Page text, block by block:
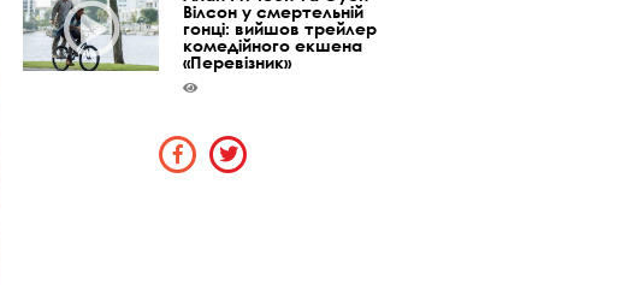
Вілсон у смертельній
гонці: вийшов трейлер
комедійного екшена
«Перевізник»